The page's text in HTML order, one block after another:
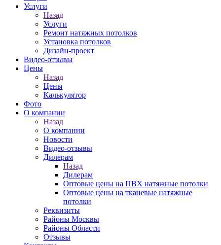
Услуги
Назад
Услуги
Ремонт натяжных потолков
Установка потолков
Дизайн-проект
Видео-отзывы
Цены
Назад
Цены
Калькулятор
Фото
О компании
Назад
О компании
Новости
Видео-отзывы
Дилерам
Назад
Дилерам
Оптовые цены на ПВХ натяжные потолки
Оптовые цены на тканевые натяжные
потолки
Реквизиты
Районы Москвы
Районы Области
Отзывы